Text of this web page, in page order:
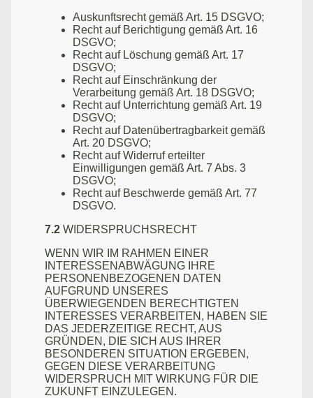
Auskunftsrecht gemäß Art. 15 DSGVO;
Recht auf Berichtigung gemäß Art. 16
DSGVO;
Recht auf Löschung gemäß Art. 17
DSGVO;
Recht auf Einschränkung der
Verarbeitung gemäß Art. 18 DSGVO;
Recht auf Unterrichtung gemäß Art. 19
DSGVO;
Recht auf Datenübertragbarkeit gemäß
Art. 20 DSGVO;
Recht auf Widerruf erteilter
Einwilligungen gemäß Art. 7 Abs. 3
DSGVO;
Recht auf Beschwerde gemäß Art. 77
DSGVO.
7.2 WIDERSPRUCHSRECHT
WENN WIR IM RAHMEN EINER
INTERESSENABWÄGUNG IHRE
PERSONENBEZOGENEN DATEN
AUFGRUND UNSERES
ÜBERWIEGENDEN BERECHTIGTEN
INTERESSES VERARBEITEN, HABEN SIE
DAS JEDERZEITIGE RECHT, AUS
GRÜNDEN, DIE SICH AUS IHRER
BESONDEREN SITUATION ERGEBEN,
GEGEN DIESE VERARBEITUNG
WIDERSPRUCH MIT WIRKUNG FÜR DIE
ZUKUNFT EINZULEGEN.